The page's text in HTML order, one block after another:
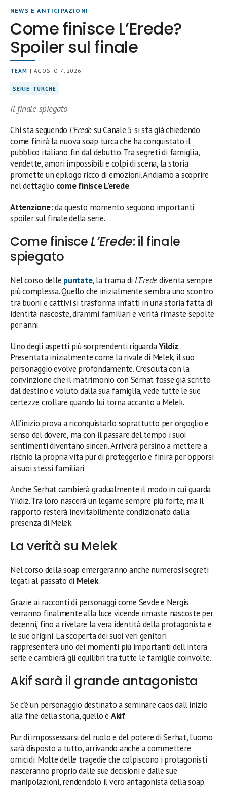
NEWS E ANTICIPAZIONI
Come finisce L’Erede?
Spoiler sul finale
TEAM | AGOSTO 7, 2026
SERIE TURCHE
Il finale spiegato
Chi sta seguendo L’Eredesu Canale 5 si sta già chiedendo
come finirà la nuova soap turca che ha conquistato il
pubblico italiano fin dal debutto. Tra segreti di famiglia,
vendette, amori impossibili e colpi di scena, la storia
promette un epilogo ricco di emozioni. Andiamo a scoprire
nel dettaglio come finisce L’erede.
Attenzione:da questo momento seguono importanti
spoiler sul finale della serie.
Come finisceL’Erede: il finale
spiegato
Nel corso delle puntate, la trama di L’Eredediventa sempre
più complessa. Quello che inizialmente sembra uno scontro
tra buoni e cattivi si trasforma infatti in una storia fatta di
identità nascoste, drammi familiari e verità rimaste sepolte
per anni.
Uno degli aspetti più sorprendenti riguardaYildiz.
Presentata inizialmente come la rivale di Melek, il suo
personaggio evolve profondamente. Cresciuta con la
convinzione che il matrimonio con Serhat fosse già scritto
dal destino e voluto dalla sua famiglia, vede tutte le sue
certezze crollare quando lui torna accanto a Melek.
All’inizio prova a riconquistarlo soprattutto per orgoglio e
senso del dovere, ma con il passare del tempo i suoi
sentimenti diventano sinceri. Arriverà persino a mettere a
rischio la propria vita pur di proteggerlo e finirà per opporsi
ai suoi stessi familiari.
Anche Serhat cambierà gradualmente il modo in cui guarda
Yildiz. Tra loro nascerà un legame sempre più forte, ma il
rapporto resterà inevitabilmente condizionato dalla
presenza di Melek.
La verità su Melek
Nel corso della soap emergeranno anche numerosi segreti
legati al passato di Melek.
Grazie ai racconti di personaggi come Sevde e Nergis
verranno finalmente alla luce vicende rimaste nascoste per
decenni, fino a rivelare la vera identità della protagonista e
le sue origini. La scoperta dei suoi veri genitori
rappresenterà uno dei momenti più importanti dell’intera
serie e cambierà gli equilibri tra tutte le famiglie coinvolte.
Akif sarà il grande antagonista
Se c’è un personaggio destinato a seminare caos dall’inizio
alla fine della storia, quello è Akif.
Pur di impossessarsi del ruolo e del potere di Serhat, l’uomo
sarà disposto a tutto, arrivando anche a commettere
omicidi. Molte delle tragedie che colpiscono i protagonisti
nasceranno proprio dalle sue decisioni e dalle sue
manipolazioni, rendendolo il vero antagonista della soap.